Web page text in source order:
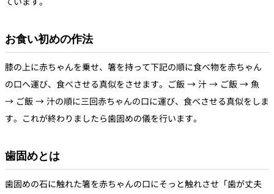
お食い初めの作法
膝の上に赤ちゃんを乗せ、箸を持って下記の順に食べ物を赤ちゃん
の口へ運び、食べさせる真似をさせます。ご飯 → 汁 → ご飯 → 魚
→ ご飯 → 汁の順に三回赤ちゃんの口に運び、食べさせる真似をしま
す。これが終わりましたら歯固めの儀を行います。
歯固めとは
歯固めの石に触れた箸を赤ちゃんの口にそっと触れさせ「歯が丈夫